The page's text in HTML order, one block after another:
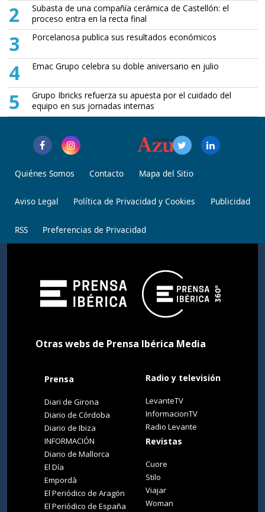
2
Subasta de una compañía cerámica de Castellón: el
proceso entra en la recta final
3 Porcelanosa publica sus resultados económicos
4 Emac Grupo celebra su doble aniversario en julio
5
Grupo Ibricks refuerza su apuesta por el cuidado del
equipo en sus jornadas internas
Quiénes Somos Contacto Mapa del Sitio
Aviso Legal Política de Privacidad y Cookies Publicidad
RSS Preferencias de Privacidad
Otras webs de Prensa Ibérica Media
Prensa
Diari de Girona
Diario de Córdoba
Diario de Ibiza
INFORMACIÓN
Diario de Mallorca
El Día
Empordà
El Periódico de Aragón
El Periódico de España
Radio y televisión
LevanteTV
InformacionTV
Radio Levante
Revistas
Cuore
Stilo
Viajar
Woman